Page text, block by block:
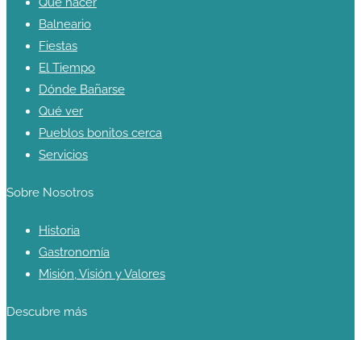
Balneario
Fiestas
El Tiempo
Dónde Bañarse
Qué ver
Pueblos bonitos cerca
Servicios
Sobre Nosotros
Historia
Gastronomía
Misión, Visión y Valores
Descubre más